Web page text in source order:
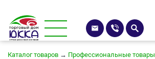
Каталог товаров → Профессиональные товары